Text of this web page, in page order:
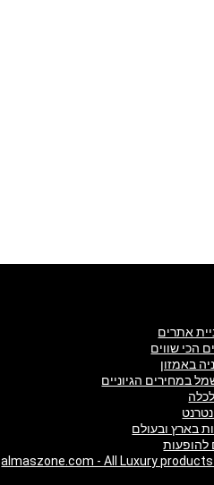
almaszone.com - All Luxury